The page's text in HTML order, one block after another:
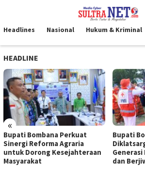
kontenMobile
Headlines Nasional Hukum & Kriminal
HEADLINE
«
Bupati Bombana Perkuat
Sinergi Reforma Agraria
untuk Dorong Kesejahteraan
Masyarakat
Bupati
Generasi
dan